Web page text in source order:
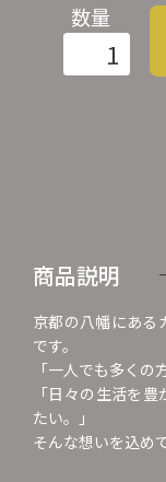
数量
商品説明
京都の八幡にある
です。
「一人でも多くの
「日々の生活を
たい。」
そんな想いを込め